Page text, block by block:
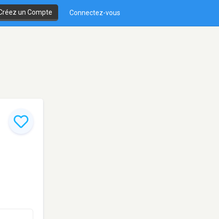
un Compte Connectez-vous